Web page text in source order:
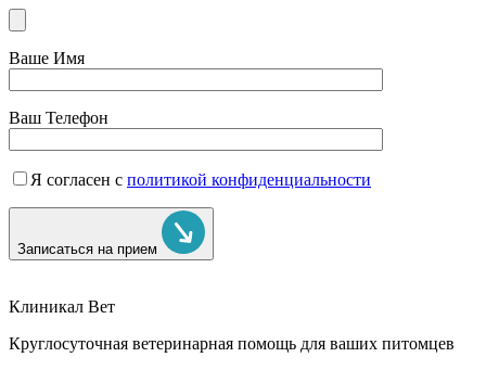
Ваше Имя
Ваш Телефон
Я согласен с политикой конфиденциальности
Записаться на прием
Клиникал Вет
Круглосуточная ветеринарная помощь для ваших питомцев